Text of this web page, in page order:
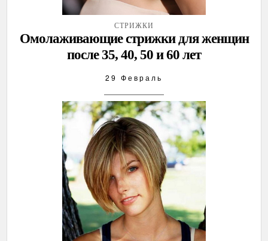
СТРИЖКИ
Омолаживающие стрижки для женщин
после 35, 40, 50 и 60 лет
29 Февраль